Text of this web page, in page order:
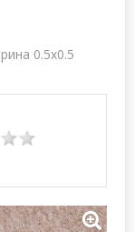
0.5x0.5